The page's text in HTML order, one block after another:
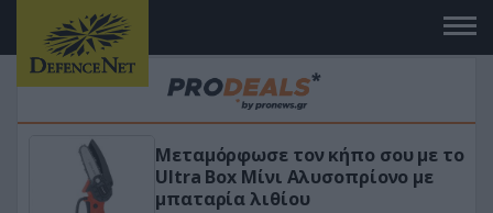
«Μαγική» φόρμουλα τριβόλι + VIP
για αύξηση της λίμπιντο